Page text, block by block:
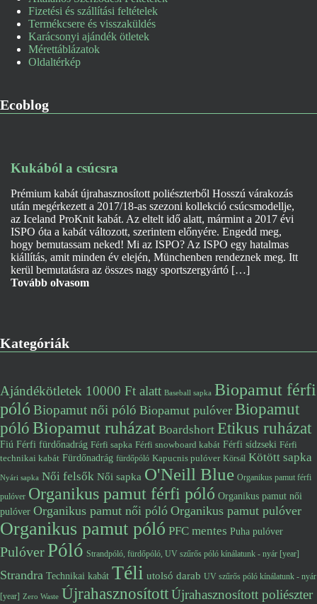
Fizetési és szállítási feltételek
Termékcsere és visszaküldés
Karácsonyi ajándék ötletek
Mérettáblázatok
Oldaltérkép
Ecoblog
Kukából a csúcsra
Prémium kabát újrahasznosított poliészterből Hosszú várakozás
után megérkezett a 2017/18-as szezoni kollekció csúcsmodellje,
az Iceland ProKnit kabát. Az eltelt idő alatt, mármint a 2017 évi
ISPO óta a kabát változott, szerintem előnyére. Engedd meg,
hogy bemutassam neked! Mi az ISPO? Az ISPO egy hatalmas
kiállítás, amit minden év elején, Münchenben rendeznek meg. Itt
kerül bemutatásra az összes nagy sportszergyártó […]
Tovább olvasom
Kategóriák
Ajándékötletek 10000 Ft alatt Baseball sapka Biopamut férfi
póló Biopamut női póló Biopamut pulóver Biopamut
pólóBiopamut ruházat Boardshort Etikus ruházat
Fiú Férfi fürdőnadrág Férfi sapka Férfi snowboard kabát Férfi sídzseki Férfi
technikai kabát Fürdőnadrág fürdőpóló Kapucnis pulóver Körsál Kötött sapka
Nyári sapka Női felsők Női sapka O'Neill Blue Organikus pamut férfi
pulóver Organikus pamut férfi póló Organikus pamut női
pulóver Organikus pamut női póló Organikus pamut pulóver
Organikus pamut póló PFC mentes Puha pulóver
PulóverPóló Strandpóló, fürdőpóló, UV szűrős póló kínálatunk - nyár [year]
Strandra Technikai kabát Téli utolsó darab UV szűrős póló kínálatunk - nyár
[year] Zero Waste ÚjrahasznosítottÚjrahasznosított poliészter